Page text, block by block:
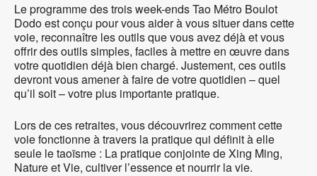
Le programme des trois week-ends Tao Métro Boulot
Dodo est conçu pour vous aider à vous situer dans cette
voie, reconnaître les outils que vous avez déjà et vous
offrir des outils simples, faciles à mettre en œuvre dans
votre quotidien déjà bien chargé. Justement, ces outils
devront vous amener à faire de votre quotidien – quel
qu’il soit – votre plus importante pratique.
Lors de ces retraites, vous découvrirez comment cette
voie fonctionne à travers la pratique qui définit à elle
seule le taoïsme : La pratique conjointe de Xing Ming,
Nature et Vie, cultiver l’essence et nourrir la vie.